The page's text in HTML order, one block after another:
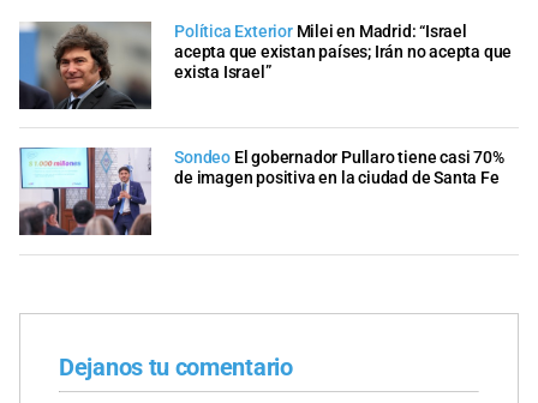
Política Exterior Milei en Madrid: “Israel
acepta que existan países; Irán no acepta que
exista Israel”
Sondeo El gobernador Pullaro tiene casi 70%
de imagen positiva en la ciudad de Santa Fe
Dejanos tu comentario